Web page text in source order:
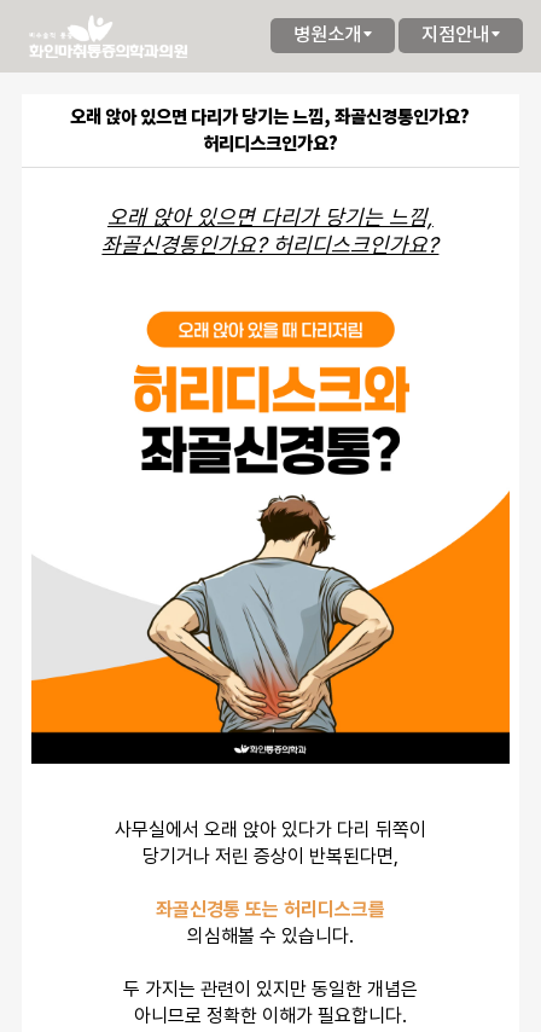
병원소개 지점안내
오래 앉아 있으면 다리가 당기는 느낌, 좌골신경통인가요?
허리디스크인가요?
오래 앉아 있으면 다리가 당기는 느낌,
좌골신경통인가요? 허리디스크인가요?
사무실에서 오래 앉아 있다가 다리 뒤쪽이
당기거나 저린 증상이 반복된다면,
좌골신경통 또는 허리디스크를
의심해볼 수 있습니다.
두 가지는 관련이 있지만 동일한 개념은
아니므로 정확한 이해가 필요합니다.